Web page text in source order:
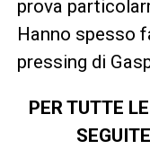
prova
Hanno spesso
pressing di
PER TUTTE